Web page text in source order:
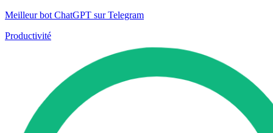
Meilleur bot ChatGPT sur Telegram
Productivité